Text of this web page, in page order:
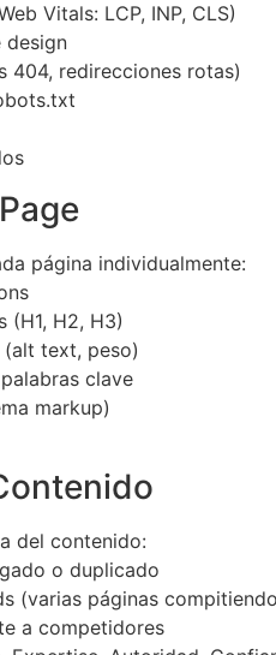
Vitals: LCP, INP, CLS)
design
404, redirecciones rotas)
página individualmente:
(H1, H2, H3)
text, peso)
clave
markup)
del contenido:
o duplicado
(varias páginas
a competidores